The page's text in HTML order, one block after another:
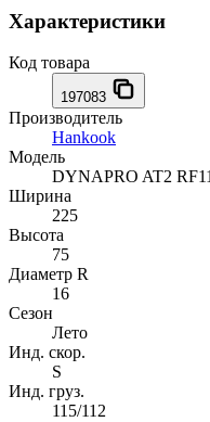
Характеристики
Код товара
197083
Производитель
Hankook
Модель
DYNAPRO AT2 RF11
Ширина
225
Высота
75
Диаметр R
16
Сезон
Лето
Инд. скор.
S
Инд. груз.
115/112